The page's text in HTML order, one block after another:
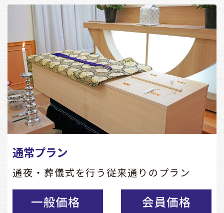
通常プラン
通夜・葬儀式を行う従来通りのプラン